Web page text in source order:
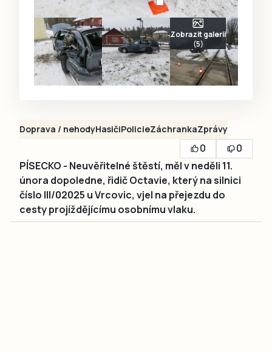
Zobrazit galerii
(5)
Doprava / nehodyHasičiPolicieZáchrankaZprávy
0
0
PÍSECKO - Neuvěřitelné štěstí, měl v neděli 11.
února dopoledne, řidič Octavie, který na silnici
číslo III/02025 u Vrcovic, vjel na přejezdu do
cesty projíždějícímu osobnímu vlaku.